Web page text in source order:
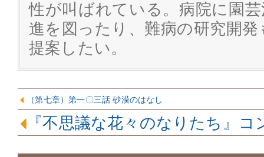
性が叫ばれている。病院に園
進を図ったり、難病の研究開
提案したい。
（第七章）第一〇三話 砂漠のはなし
『不思議な花々のなりたち』コ